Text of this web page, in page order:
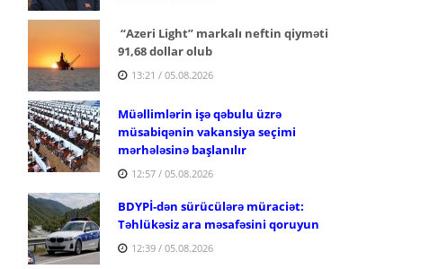
“Azeri Light” markalı neftin qiyməti
91,68 dollar olub
13:21 / 05.08.2026
Müəllimlərin işə qəbulu üzrə
müsabiqənin vakansiya seçimi
mərhələsinə başlanılır
12:57 / 05.08.2026
BDYPİ-dən sürücülərə müraciət:
Təhlükəsiz ara məsafəsini qoruyun
12:39 / 05.08.2026